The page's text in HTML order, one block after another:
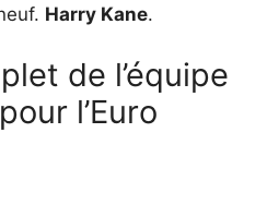
Harry Kane.
de l’équipe
l’Euro